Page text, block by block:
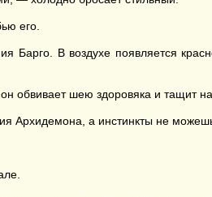
его.
Барго. В воздухе появляется
обвивает шею здоровяка и тащит
Архидемона, а инстинкты не